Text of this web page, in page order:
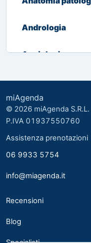
Andrologia
Angiologia
Biologo
Cardiologia
Chirurgia Generale
miAgenda
© 2026 miAgenda S.R.L.
P.IVA 01937550760
Assistenza prenotazioni
06 9933 5754
info@miagenda.it
Recensioni
Blog